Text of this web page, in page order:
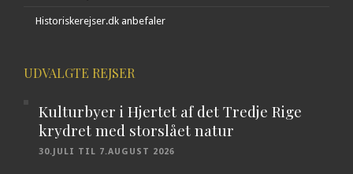
Historiskerejser.dk anbefaler
UDVALGTE REJSER
Kulturbyer i Hjertet af det Tredje Rige
krydret med storslået natur
30.JULI TIL 7.AUGUST 2026